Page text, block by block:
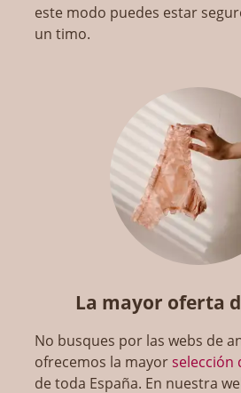
este modo puedes estar
un timo.
La mayor oferta
No busques por las webs de
ofrecemos la mayorselección
de toda España. En nuestra